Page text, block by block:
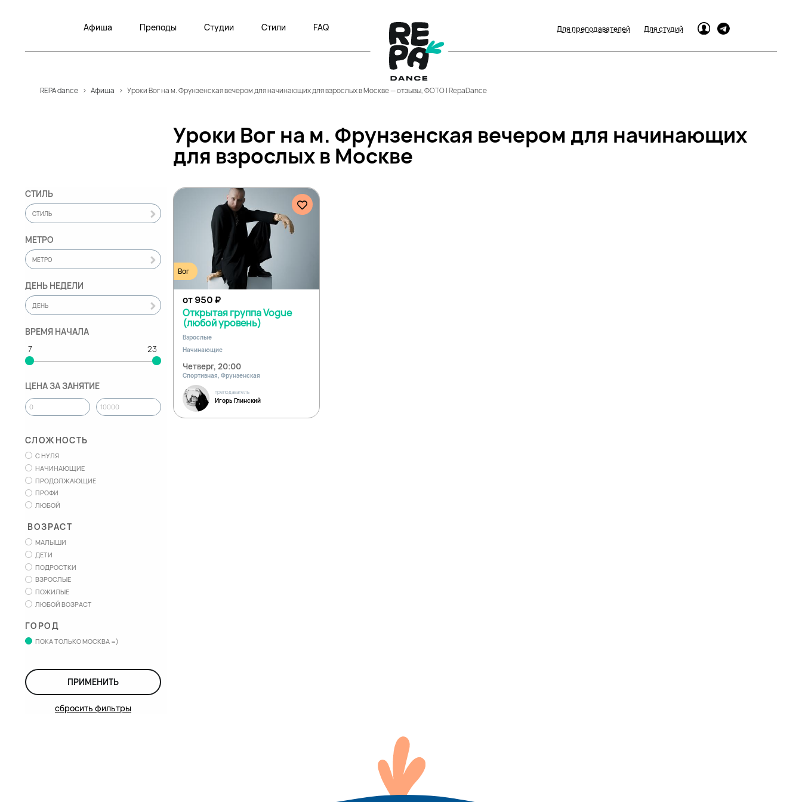
Афиша Преподы Студии Стили FAQ Для преподавателей Для студий
REPA dance > Афиша > Уроки Вог на м. Фрунзенская вечером для начинающих для взрослых в Москве — отзывы, ФОТО | RepaDance
Уроки Вог на м. Фрунзенская вечером для начинающих
для взрослых в Москве
СТИЛЬ
СТИЛЬ
МЕТРО
МЕТРО
ДЕНЬ НЕДЕЛИ
ДЕНЬ
ВРЕМЯ НАЧАЛА
ЦЕНА ЗА ЗАНЯТИЕ
СЛОЖНОСТЬ
С НУЛЯ
НАЧИНАЮЩИЕ
ПРОДОЛЖАЮЩИЕ
ПРОФИ
ЛЮБОЙ
ВОЗРАСТ
МАЛЫШИ
ДЕТИ
ПОДРОСТКИ
ВЗРОСЛЫЕ
ПОЖИЛЫЕ
ЛЮБОЙ ВОЗРАСТ
ГОРОД
ПОКА ТОЛЬКО МОСКВА =)
ПРИМЕНИТЬ
сбросить фильтры
Вог
от 950₽
Открытая группа Vogue
(любой уровень)
Взрослые
Начинающие
Четверг, 20:00
Спортивная, Фрунзенская
преподаватель
Игорь Глинский